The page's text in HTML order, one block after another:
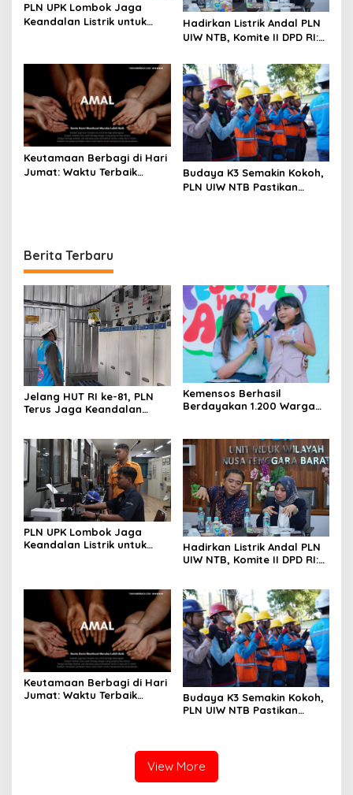
PLN UPK Lombok Jaga
Keandalan Listrik untuk
Hadirkan Listrik Andal PLN
UIW NTB, Komite II DPD RI:
Kendala
Keutamaan Berbagi di Hari
Jumat: Waktu Terbaik
Budaya K3 Semakin Kokoh,
PLN UIW NTB Pastikan
Berita Terbaru
Jelang HUT RI ke-81, PLN
Terus Jaga Keandalan
Leste
Kemensos Berhasil
Berdayakan 1.200 Warga
PLN UPK Lombok Jaga
Keandalan Listrik untuk
Hadirkan Listrik Andal PLN
UIW NTB, Komite II DPD RI:
Keutamaan Berbagi di Hari
Jumat: Waktu Terbaik
Budaya K3 Semakin Kokoh,
PLN UIW NTB Pastikan
View More